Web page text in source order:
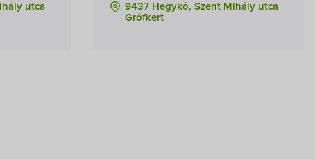
utca
9437 Hegykő, Szent Mihály utca
Grófkert